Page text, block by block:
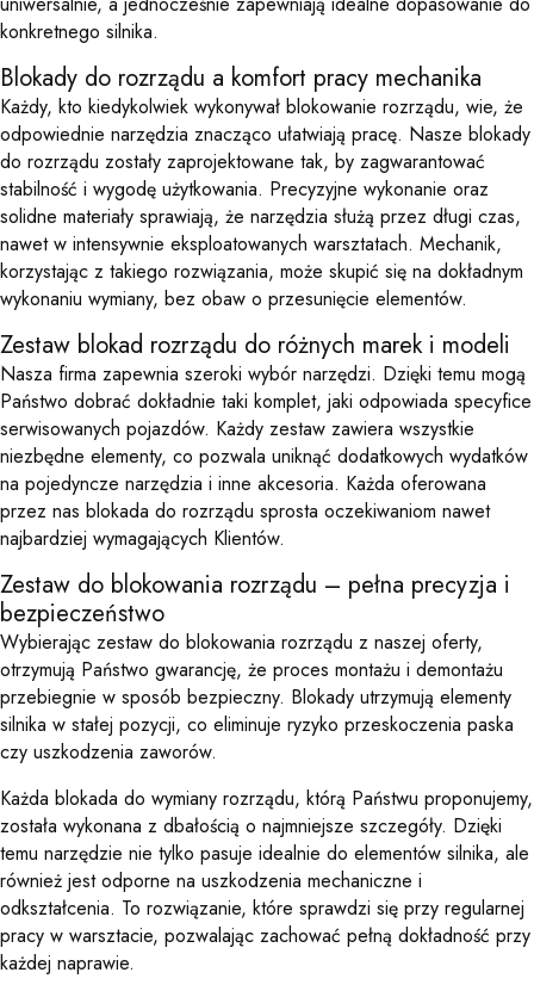
konkretnego silnika.
Blokady do rozrządu a komfort pracy mechanika
Każdy, kto kiedykolwiek wykonywał blokowanie rozrządu, wie, że
odpowiednie narzędzia znacząco ułatwiają pracę. Nasze blokady
do rozrządu zostały zaprojektowane tak, by zagwarantować
stabilność i wygodę użytkowania. Precyzyjne wykonanie oraz
solidne materiały sprawiają, że narzędzia służą przez długi czas,
nawet w intensywnie eksploatowanych warsztatach. Mechanik,
korzystając z takiego rozwiązania, może skupić się na dokładnym
wykonaniu wymiany, bez obaw o przesunięcie elementów.
Zestaw blokad rozrządu do różnych marek i modeli
Nasza firma zapewnia szeroki wybór narzędzi. Dzięki temu mogą
Państwo dobrać dokładnie taki komplet, jaki odpowiada specyfice
serwisowanych pojazdów. Każdy zestaw zawiera wszystkie
niezbędne elementy, co pozwala uniknąć dodatkowych wydatków
na pojedyncze narzędzia i inne akcesoria. Każda oferowana
przez nas blokada do rozrządu sprosta oczekiwaniom nawet
najbardziej wymagających Klientów.
Zestaw do blokowania rozrządu – pełna precyzja i
bezpieczeństwo
Wybierając zestaw do blokowania rozrządu z naszej oferty,
otrzymują Państwo gwarancję, że proces montażu i demontażu
przebiegnie w sposób bezpieczny. Blokady utrzymują elementy
silnika w stałej pozycji, co eliminuje ryzyko przeskoczenia paska
czy uszkodzenia zaworów.
Każda blokada do wymiany rozrządu, którą Państwu proponujemy,
została wykonana z dbałością o najmniejsze szczegóły. Dzięki
temu narzędzie nie tylko pasuje idealnie do elementów silnika, ale
również jest odporne na uszkodzenia mechaniczne i
odkształcenia. To rozwiązanie, które sprawdzi się przy regularnej
pracy w warsztacie, pozwalając zachować pełną dokładność przy
każdej naprawie.